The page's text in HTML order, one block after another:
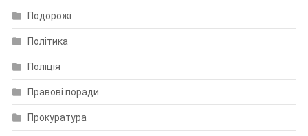
Подорожі
Політика
Поліція
Правові поради
Прокуратура